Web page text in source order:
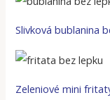
Slivková bublanina
Zeleniové mini